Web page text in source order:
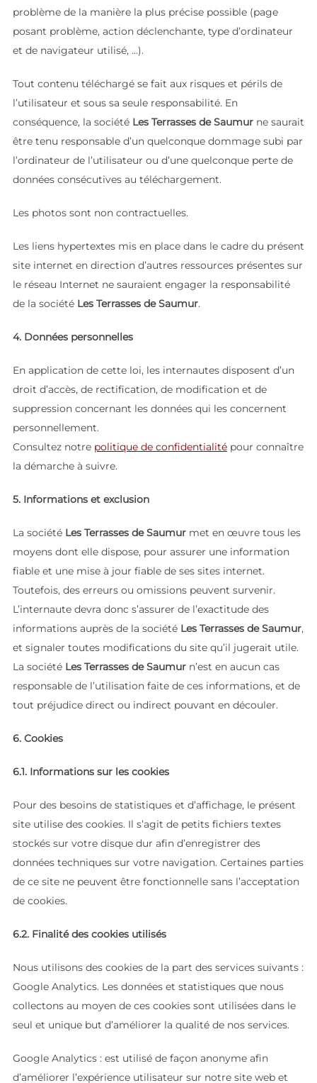
problème de la manière la plus précise possible (page
posant problème, action déclenchante, type d’ordinateur
et de navigateur utilisé, …).
Tout contenu téléchargé se fait aux risques et périls de
l’utilisateur et sous sa seule responsabilité. En
conséquence, la société Les Terrasses de Saumurne saurait
être tenu responsable d’un quelconque dommage subi par
l’ordinateur de l’utilisateur ou d’une quelconque perte de
données consécutives au téléchargement.
Les photos sont non contractuelles.
Les liens hypertextes mis en place dans le cadre du présent
site internet en direction d’autres ressources présentes sur
le réseau Internet ne sauraient engager la responsabilité
de la société Les Terrasses de Saumur.
4. Données personnelles
En application de cette loi, les internautes disposent d’un
droit d’accès, de rectification, de modification et de
suppression concernant les données qui les concernent
personnellement.
Consultez notre politique de confidentialitépour connaître
la démarche à suivre.
5. Informations et exclusion
La société Les Terrasses de Saumurmet en œuvre tous les
moyens dont elle dispose, pour assurer une information
fiable et une mise à jour fiable de ses sites internet.
Toutefois, des erreurs ou omissions peuvent survenir.
L’internaute devra donc s’assurer de l’exactitude des
informations auprès de la société Les Terrasses de Saumur,
et signaler toutes modifications du site qu’il jugerait utile.
La société Les Terrasses de Saumurn’est en aucun cas
responsable de l’utilisation faite de ces informations, et de
tout préjudice direct ou indirect pouvant en découler.
6. Cookies
6.1. Informations sur les cookies
Pour des besoins de statistiques et d’affichage, le présent
site utilise des cookies. Il s’agit de petits fichiers textes
stockés sur votre disque dur afin d’enregistrer des
données techniques sur votre navigation. Certaines parties
de ce site ne peuvent être fonctionnelle sans l’acceptation
de cookies.
6.2. Finalité des cookies utilisés
Nous utilisons des cookies de la part des services suivants :
Google Analytics. Les données et statistiques que nous
collectons au moyen de ces cookies sont utilisées dans le
seul et unique but d’améliorer la qualité de nos services.
Google Analytics : est utilisé de façon anonyme afin
d’améliorer l’expérience utilisateur sur notre site web et